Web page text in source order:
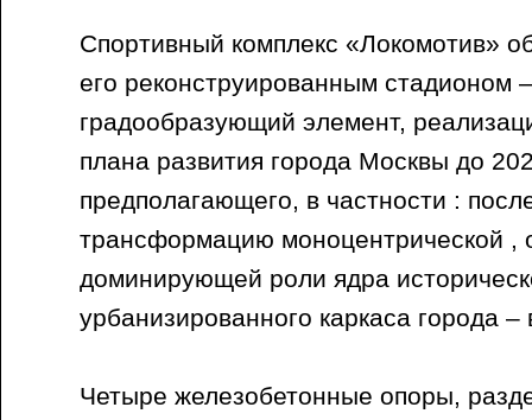
Спортивный комплекс «Локомотив»
его реконструированным стадионом
градообразующий элемент,
плана развития города Москвы до
предполагающего, в частности :
трансформацию моноцентрической ,
доминирующей роли ядра
урбанизированного каркаса города
Четыре железобетонные опоры,